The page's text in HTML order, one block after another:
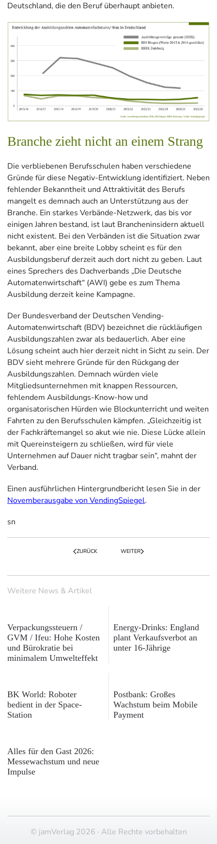
Deutschland, die den Beruf überhaupt anbieten.
Branche zieht nicht an einem Strang
Die verbliebenen Berufsschulen haben verschiedene
Gründe für diese Negativ-Entwicklung identifiziert. Neben
fehlender Bekanntheit und Attraktivität des Berufs
mangelt es demnach auch an Unterstützung aus der
Branche. Ein starkes Verbände-Netzwerk, das bis vor
einigen Jahren bestand, ist laut Brancheninsidern aktuell
nicht existent. Bei den Verbänden ist die Situation zwar
bekannt, aber eine breite Lobby scheint es für den
Ausbildungsberuf derzeit auch dort nicht zu geben. Laut
eines Sprechers des Dachverbands „Die Deutsche
Automatenwirtschaft“ (AWI) gebe es zum Thema
Ausbildung derzeit keine Kampagne.
Der Bundesverband der Deutschen Vending-
Automatenwirtschaft (BDV) bezeichnet die rückläufigen
Ausbildungszahlen zwar als bedauerlich. Aber eine
Lösung scheint auch hier derzeit nicht in Sicht zu sein. Der
BDV sieht mehrere Gründe für den Rückgang der
Ausbildungszahlen. Demnach würden viele
Mitgliedsunternehmen mit knappen Ressourcen,
fehlendem Ausbildungs-Know-how und
organisatorischen Hürden wie Blockunterricht und weiten
Fahrten zu den Berufsschulen kämpfen. „Gleichzeitig ist
der Fachkräftemangel so akut wie nie. Diese Lücke allein
mit Quereinsteigern zu schließen, wird für viele
Unternehmen auf Dauer nicht tragbar sein“, mahnt der
Verband.
Einen ausführlichen Hintergrundbericht lesen Sie in der
Novemberausgabe von VendingSpiegel.
sn
ZURÜCK WEITER
Weitere News & Artikel
Verpackungssteuern /
GVM / Ifeu: Hohe Kosten
und Bürokratie bei
minimalem Umwelteffekt
Energy-Drinks: England
plant Verkaufsverbot an
unter 16-Jährige
BK World: Roboter
bedient in der Space-
Station
Postbank: Großes
Wachstum beim Mobile
Payment
Alles für den Gast 2026:
Messewachstum und neue
Impulse
© jamVerlag 2026 · Alle Rechte vorbehalten